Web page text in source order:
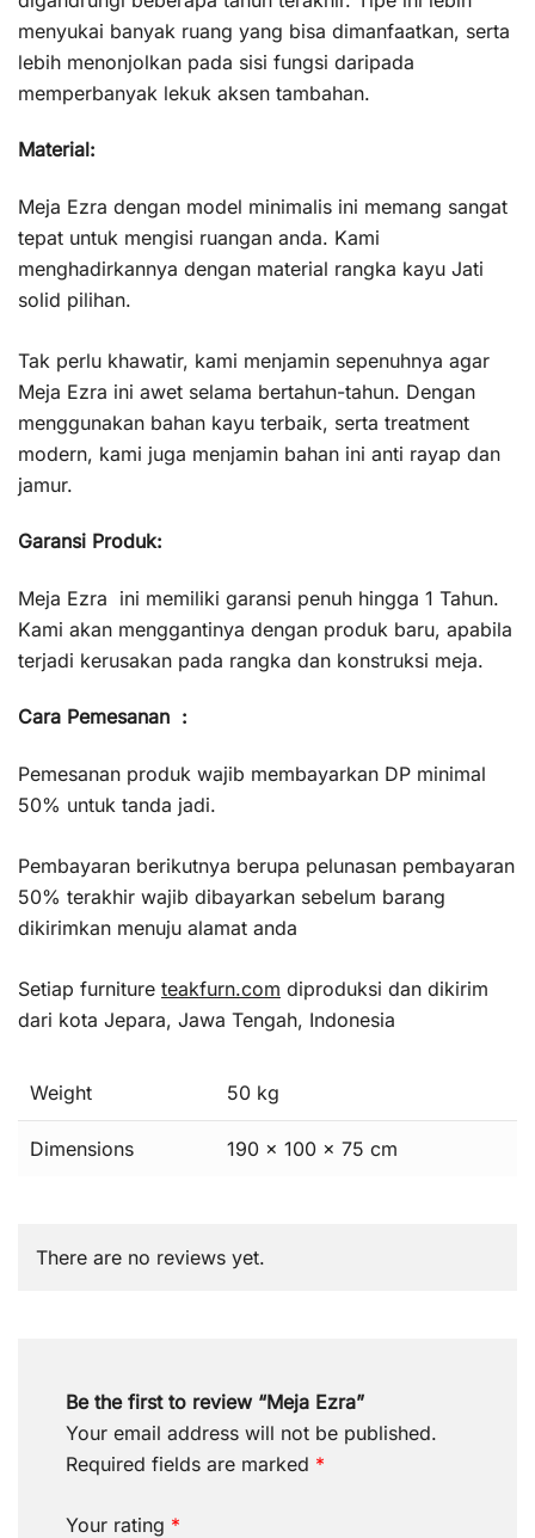
menyukai banyak ruang yang bisa dimanfaatkan, serta
lebih menonjolkan pada sisi fungsi daripada
memperbanyak lekuk aksen tambahan.
Material:
Meja Ezra dengan model minimalis ini memang sangat
tepat untuk mengisi ruangan anda. Kami
menghadirkannya dengan material rangka kayu Jati
solid pilihan.
Tak perlu khawatir, kami menjamin sepenuhnya agar
Meja Ezra ini awet selama bertahun-tahun. Dengan
menggunakan bahan kayu terbaik, serta treatment
modern, kami juga menjamin bahan ini anti rayap dan
jamur.
Garansi Produk:
Meja Ezra ini memiliki garansi penuh hingga 1 Tahun.
Kami akan menggantinya dengan produk baru, apabila
terjadi kerusakan pada rangka dan konstruksi meja.
Cara Pemesanan :
Pemesanan produk wajib membayarkan DP minimal
50% untuk tanda jadi.
Pembayaran berikutnya berupa pelunasan pembayaran
50% terakhir wajib dibayarkan sebelum barang
dikirimkan menuju alamat anda
Setiap furniture teakfurn.com diproduksi dan dikirim
dari kota Jepara, Jawa Tengah, Indonesia
Weight 50 kg
Dimensions 190 × 100 × 75 cm
There are no reviews yet.
Be the first to review “Meja Ezra”
Your email address will not be published.
Required fields are marked *
Your rating *